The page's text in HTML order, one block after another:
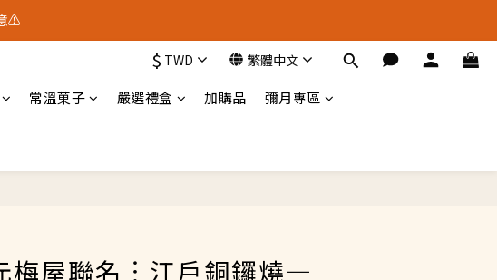
（不同溫層運費另計）🚚
⚠️
運（不同溫層運費另計）🚚$ TWD 繁體中文
常溫菓子 嚴選禮盒 加購品
彌月專區
梅屋聯名︙江戶銅鑼燒—